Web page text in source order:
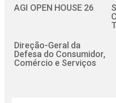
AGI OPEN HOUSE 26
Direção-Geral da
Defesa do Consumidor,
Comércio e Serviços